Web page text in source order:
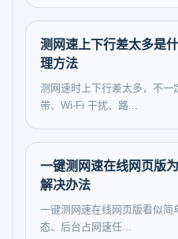
测网速上下行差太多是
理方法
测网速时上下行差太多，不一
带、Wi-Fi 干扰、路...
一键测网速在线网页版
解决办法
一键测网速在线网页版看似
态、后台占网速任...